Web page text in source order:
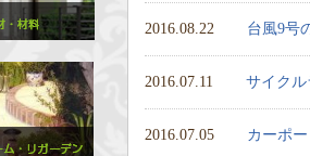
2016.08.22 台風9号
2016.07.11 サイク
2016.07.05 カーポ